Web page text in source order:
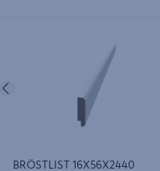
BRÖSTLIST 16X56X2440